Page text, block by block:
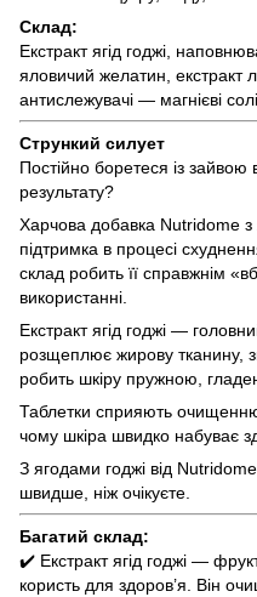
Склад:
Екстракт ягід годжі,
яловичий желатин, екстракт
антислежувачі — магнієві
Стрункий силует
Постійно боретеся із
результату?
Харчова добавка Nutridome
підтримка в процесі
склад робить її справжнім
використанні.
Екстракт ягід годжі —
розщеплює жирову тканину,
робить шкіру пружною,
Таблетки сприяють очищенню
чому шкіра швидко набуває
З ягодами годжі від
швидше, ніж очікуєте.
Багатий склад:
✔️ Екстракт ягід годжі —
користь для здоров’я. Він